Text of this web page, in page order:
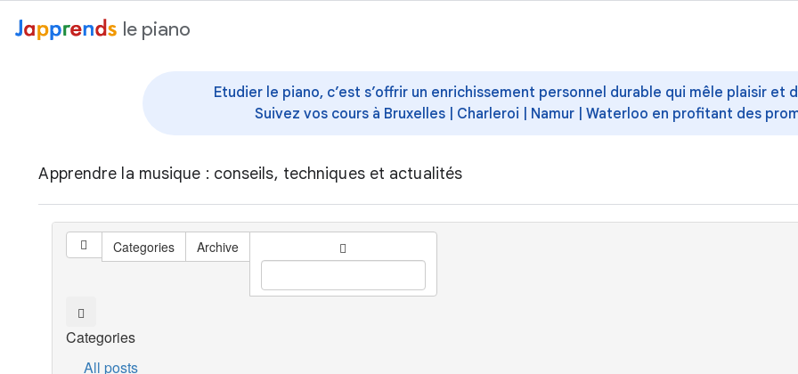
contenu le piano
Etudier le piano, c’est s’offrir un enrichissement personnel durable qui mêle plaisir
Suivez vos cours à Bruxelles | Charleroi | Namur | Waterloo en profitant des
Apprendre la musique : conseils, techniques et actualités
Categories Archive
Categories
All posts